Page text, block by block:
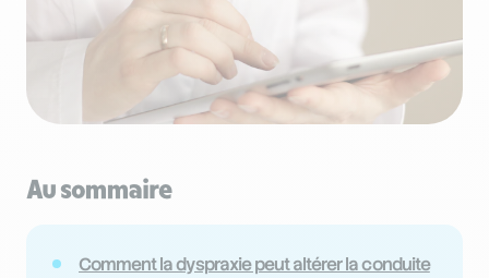
Au sommaire
Comment la dyspraxie peut altérer la conduite